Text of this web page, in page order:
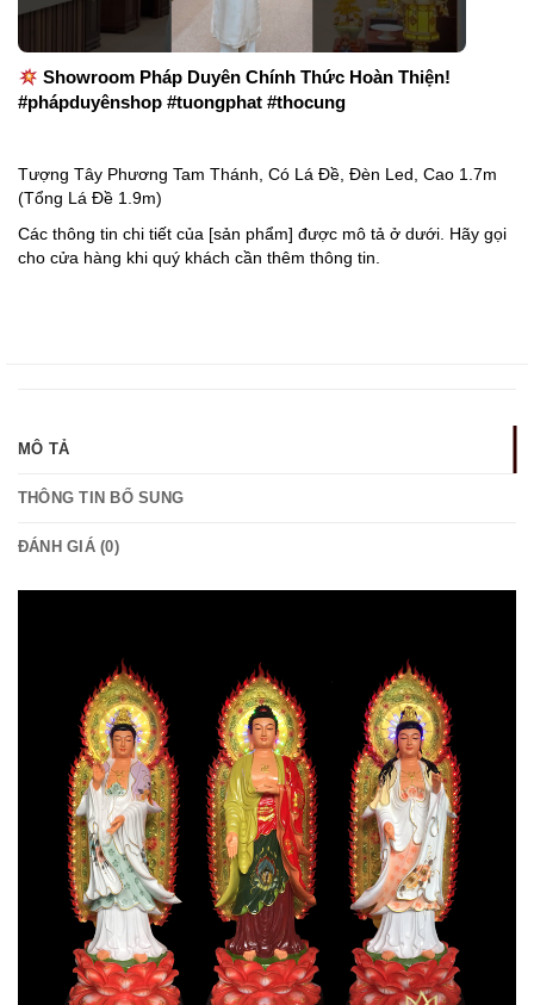
Showroom Pháp Duyên Chính Thức Hoàn Thiện!
#phápduyênshop #tuongphat #thocung
Tượng Tây Phương Tam Thánh, Có Lá Đề, Đèn Led, Cao 1.7m
(Tổng Lá Đề 1.9m)
Các thông tin chi tiết của [sản phẩm] được mô tả ở dưới. Hãy gọi
cho cửa hàng khi quý khách cần thêm thông tin.
MÔ TẢ
THÔNG TIN BỔ SUNG
ĐÁNH GIÁ (0)